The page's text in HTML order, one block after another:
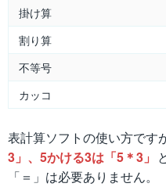
掛け算
割り算
不等号
カッコ
表計算ソフトの使い方です
3」、5かける3は「5＊3」
「＝」は必要ありません。